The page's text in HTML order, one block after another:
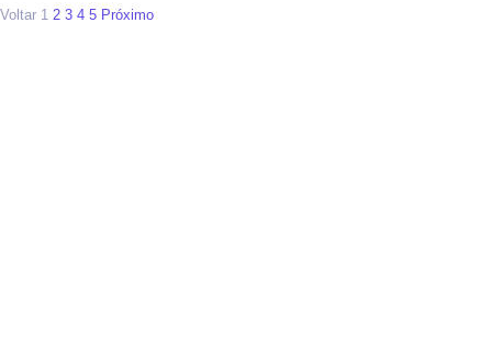
Voltar 1 2 3 4 5 Próximo